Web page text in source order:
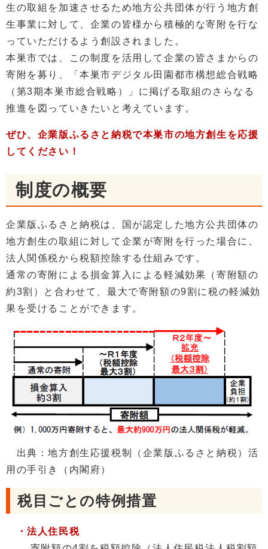
生の取組を加速させるため地方公共団体が行う地方創
生事業に対して、企業の皆様から積極的な寄附を行な
っていただけるよう創設されました。
本巣市では、この制度を活用して企業の皆さまからの
寄附を募り、「本巣市デジタル田園都市構想総合戦略
（第3期本巣市総合戦略）」に掲げる取組のさらなる
推進を図っていきたいと考えています。
ぜひ、企業版ふるさと納税で本巣市の地方創生を応援
してください！
制度の概要
企業版ふるさと納税は、国が認定した地方公共団体の
地方創生の取組に対して企業が寄附を行った場合に、
法人関係税から税額控除する仕組みです。
通常の寄附による損金算入による軽減効果（寄附額の
約3割）と合わせて、最大で寄附額の9割に税の軽減効
果を受けることができます。
出典：地方創生応援税制（企業版ふるさと納税）活
用の手引き（内閣府）
税目ごとの特例措置
・法人住民税